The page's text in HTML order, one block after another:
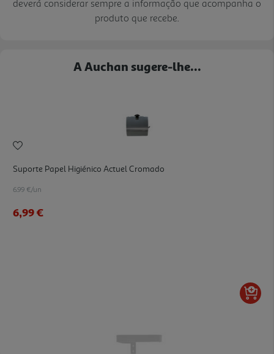
deverá considerar sempre a informação que acompanha o
produto que recebe.
A Auchan sugere-lhe...
Suporte Papel Higiénico Actuel Cromado
6.99 €/un
6,99 €